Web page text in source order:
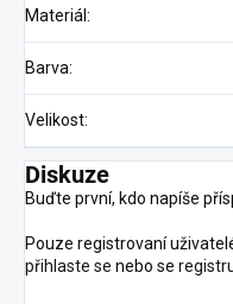
Materiál :
Barva:
Velikost:
Diskuze
Buďte první, kdo napíše
Pouze registrovaní
přihlaste se nebo se